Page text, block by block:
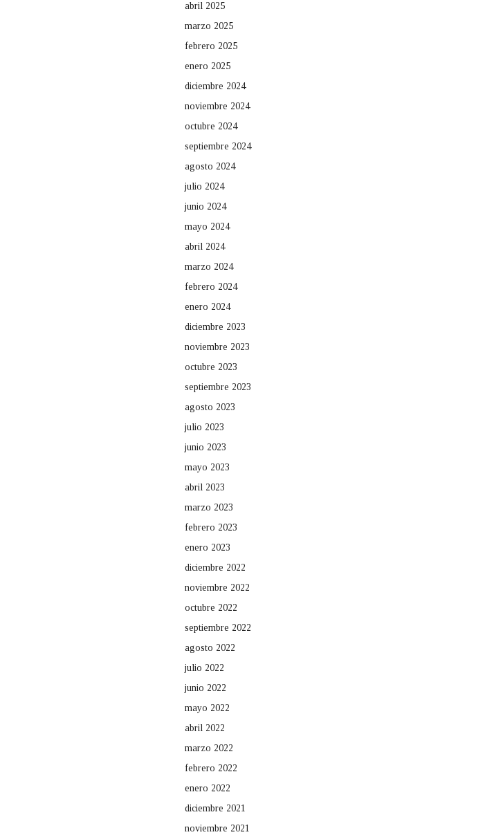
abril 2025
marzo 2025
febrero 2025
enero 2025
diciembre 2024
noviembre 2024
octubre 2024
septiembre 2024
agosto 2024
julio 2024
junio 2024
mayo 2024
abril 2024
marzo 2024
febrero 2024
enero 2024
diciembre 2023
noviembre 2023
octubre 2023
septiembre 2023
agosto 2023
julio 2023
junio 2023
mayo 2023
abril 2023
marzo 2023
febrero 2023
enero 2023
diciembre 2022
noviembre 2022
octubre 2022
septiembre 2022
agosto 2022
julio 2022
junio 2022
mayo 2022
abril 2022
marzo 2022
febrero 2022
enero 2022
diciembre 2021
noviembre 2021